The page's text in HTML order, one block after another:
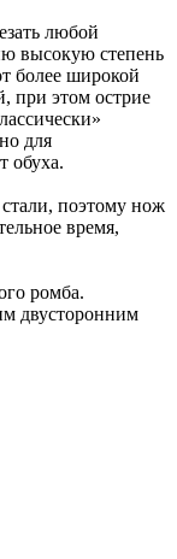
любой
высокую степень
более широкой
при этом острие
для
обуха.
поэтому нож
время,
ромба.
двусторонним